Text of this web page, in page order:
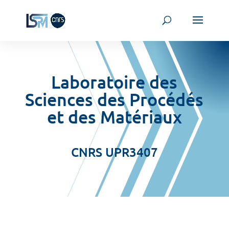
Laboratoire des
Sciences des Procédés
et des Matériaux
CNRS UPR3407